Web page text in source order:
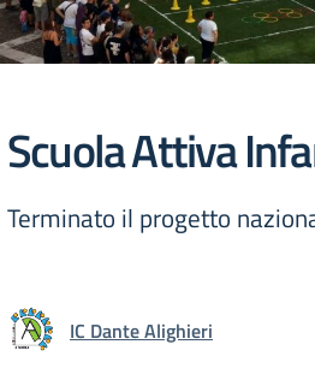
Scuola Attiva
Terminato il progetto
IC Dante Alighieri